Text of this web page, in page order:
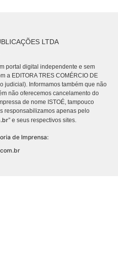
LTDA
portal digital independente e sem
a EDITORA TRES COMÉRCIO DE
judicial). Informamos também que não
não oferecemos cancelamento do
de nome ISTOÉ, tampouco
responsabilizamos apenas pelo
” e seus respectivos sites.
de Imprensa: